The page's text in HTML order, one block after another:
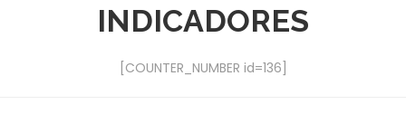
INDICADORES
[COUNTER_NUMBER id=136]